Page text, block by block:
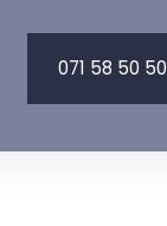
071 58 50 50